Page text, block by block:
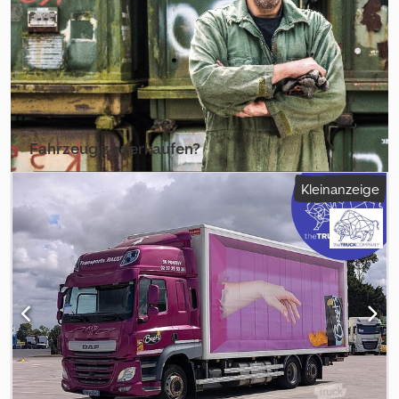
Hjk - Sonnenblendschutzvorrichtung - Tacho analog - Zapfwelle
(PTO) = Weitere Informationen = Bremsen: Scheibenbremsen
Federung: Blattfederung Reifengröße vorn: 385/65/22.5
Hinterachse 1: Reifenmaß: 315/80/22.5 Hinterachse 2: Reifenmaß:
315/80/22.5 Leergewicht: 15.090 kg APK (Technische
Hauptuntersuchung): geprüft bis 05.2027 Schäden: keines
Kennzeichen: 1WCX288
Fahrzeug zu verkaufen?
Inserat erstellen Kleinanzeige